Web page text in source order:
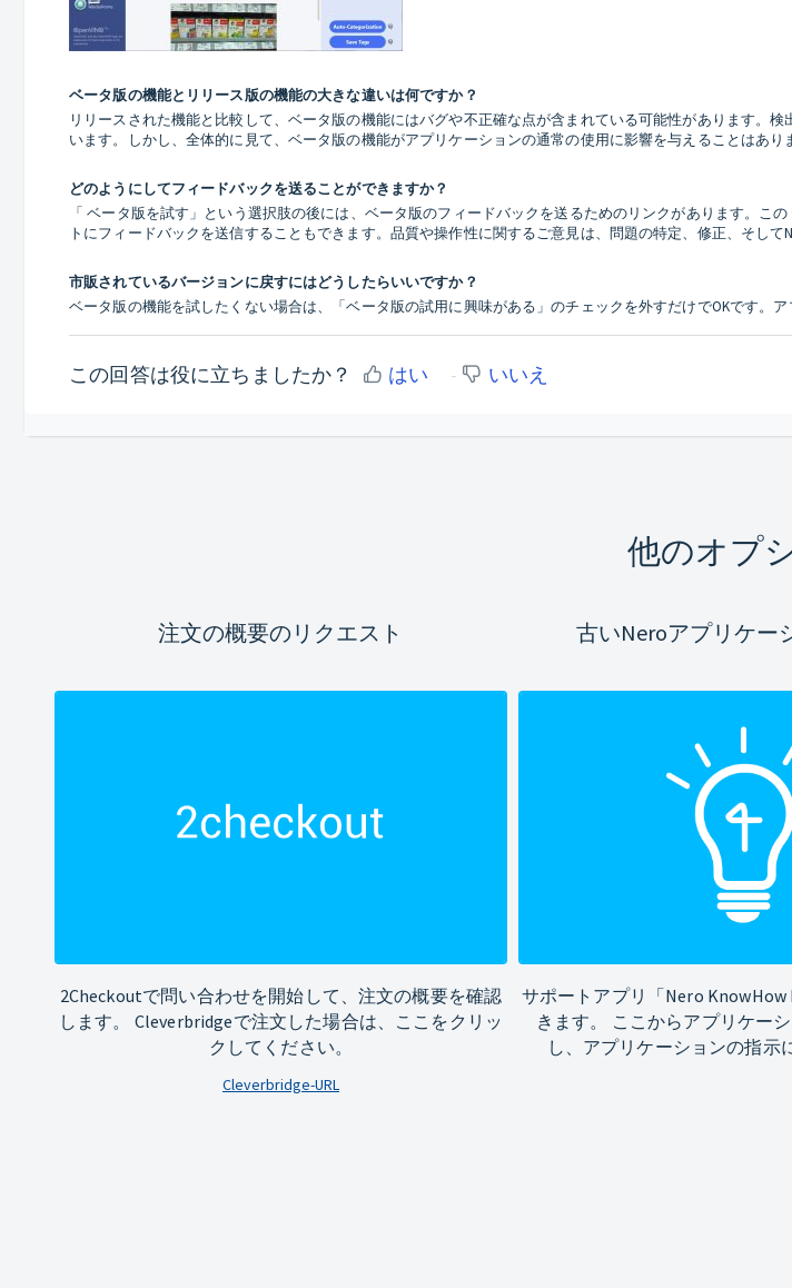
ベータ版の機能とリリース版の機能の大きな違いは何ですか？
リリースされた機能と比較して、ベータ版の機能にはバグや不正確な点が含まれている可能性があります。
います。しかし、全体的に見て、ベータ版の機能がアプリケーションの通常の使用に影響を与えることはあり
どのようにしてフィードバックを送ることができますか？
「 ベータ版を試す」という選択肢の後には、ベータ版のフィードバックを送るためのリンクがあります。
トにフィードバックを送信することもできます。品質や操作性に関するご意見は、問題の特定、修正、そして
市販されているバージョンに戻すにはどうしたらいいですか？
ベータ版の機能を試したくない場合は、「ベータ版の試用に興味がある」のチェックを外すだけでOKです。
この回答は役に立ちましたか？ はい いいえ
他のオプ
注文の概要のリクエスト
2Checkoutで問い合わせを開始して、注文の概要を確認
します。 Cleverbridgeで注文した場合は、ここをクリッ
クしてください。
Cleverbridge-URL
古いNeroアプリケー
サポートアプリ「Nero
きます。 ここからアプリケー
し、アプリケーションの指示